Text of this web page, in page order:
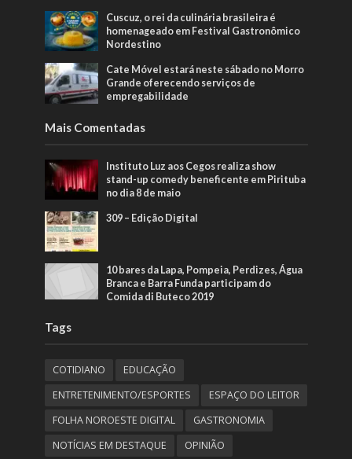
Cuscuz, o rei da culinária brasileira é
homenageado em Festival Gastronômico
Nordestino
Cate Móvel estará neste sábado no Morro
Grande oferecendo serviços de
empregabilidade
Mais Comentadas
Instituto Luz aos Cegos realiza show
stand-up comedy beneficente em Pirituba
no dia 8 de maio
309 – Edição Digital
10 bares da Lapa, Pompeia, Perdizes, Água
Branca e Barra Funda participam do
Comida di Buteco 2019
Tags
COTIDIANO
EDUCAÇÃO
ENTRETENIMENTO/ESPORTES
ESPAÇO DO LEITOR
FOLHA NOROESTE DIGITAL
GASTRONOMIA
NOTÍCIAS EM DESTAQUE
OPINIÃO